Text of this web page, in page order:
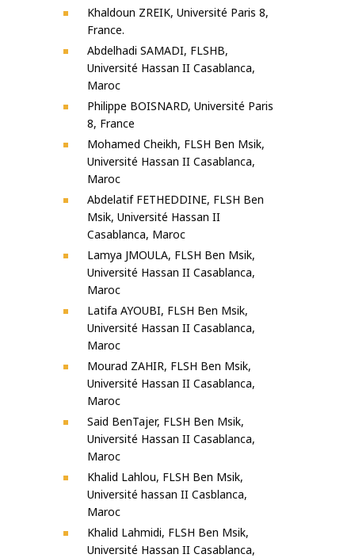
Khaldoun ZREIK, Université Paris 8,
France.
Abdelhadi SAMADI, FLSHB,
Université Hassan II Casablanca,
Maroc
Philippe BOISNARD, Université Paris
8, France
Mohamed Cheikh, FLSH Ben Msik,
Université Hassan II Casablanca,
Maroc
Abdelatif FETHEDDINE, FLSH Ben
Msik, Université Hassan II
Casablanca, Maroc
Lamya JMOULA, FLSH Ben Msik,
Université Hassan II Casablanca,
Maroc
Latifa AYOUBI, FLSH Ben Msik,
Université Hassan II Casablanca,
Maroc
Mourad ZAHIR, FLSH Ben Msik,
Université Hassan II Casablanca,
Maroc
Said BenTajer, FLSH Ben Msik,
Université Hassan II Casablanca,
Maroc
Khalid Lahlou, FLSH Ben Msik,
Université hassan II Casblanca,
Maroc
Khalid Lahmidi, FLSH Ben Msik,
Université Hassan II Casablanca,